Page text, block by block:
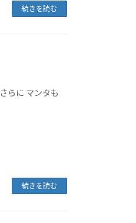
続きを読む
らに マンタも
続きを読む